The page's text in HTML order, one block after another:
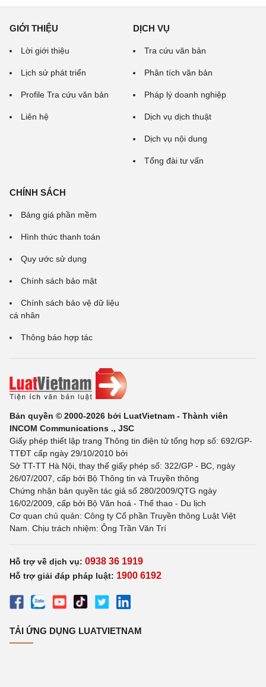
GIỚI THIỆU
Lời giới thiệu
Lịch sử phát triển
Profile Tra cứu văn bản
Liên hệ
DỊCH VỤ
Tra cứu văn bản
Phân tích văn bản
Pháp lý doanh nghiệp
Dịch vụ dịch thuật
Dịch vụ nội dung
Tổng đài tư vấn
CHÍNH SÁCH
Bảng giá phần mềm
Hình thức thanh toán
Quy ước sử dụng
Chính sách bảo mật
Chính sách bảo vệ dữ liệu
cá nhân
Thông báo hợp tác
Bản quyền © 2000-2026 bởi LuatVietnam - Thành viên
INCOM Communications ., JSC
Giấy phép thiết lập trang Thông tin điện tử tổng hợp số: 692/GP-
TTĐT cấp ngày 29/10/2010 bởi
Sở TT-TT Hà Nội, thay thế giấy phép số: 322/GP - BC, ngày
26/07/2007, cấp bởi Bộ Thông tin và Truyền thông
Chứng nhận bản quyền tác giả số 280/2009/QTG ngày
16/02/2009, cấp bởi Bộ Văn hoá - Thể thao - Du lịch
Cơ quan chủ quản: Công ty Cổ phần Truyền thông Luật Việt
Nam. Chịu trách nhiệm: Ông Trần Văn Trí
Hỗ trợ về dịch vụ: 0938 36 1919
Hỗ trợ giải đáp pháp luật: 1900 6192
TẢI ỨNG DỤNG LUATVIETNAM